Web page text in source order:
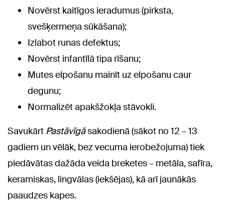
Novērst kaitīgos ieradumus (pirksta,
svešķermeņa sūkāšana);
Izlabot runas defektus;
Novērst infantīlā tipa rīšanu;
Mutes elpošanu mainīt uz elpošanu caur
degunu;
Normalizēt apakšžokļa stāvokli.
Savukārt Pastāvīgāsakodienā (sākot no 12 – 13
gadiem un vēlāk, bez vecuma ierobežojuma) tiek
piedāvātas dažāda veida breketes – metāla, safīra,
keramiskas, lingvālas (iekšējas), kā arī jaunākās
paaudzes kapes.